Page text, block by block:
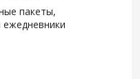
пакеты,